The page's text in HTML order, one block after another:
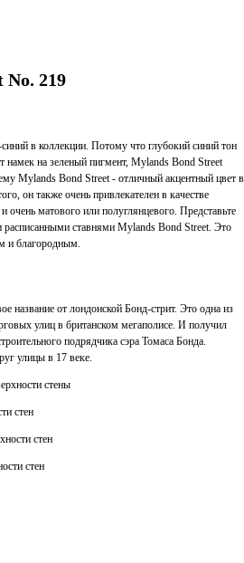
No. 219
в коллекции. Потому что глубокий синий тон
намек на зеленый пигмент, Mylands Bond Street
Mylands Bond Street - отличный акцентный цвет в
он также очень привлекателен в качестве
очень матового или полуглянцевого. Представьте
ставнями Mylands Bond Street. Это
и благородным.
название от лондонской Бонд-стрит. Это одна из
улиц в британском мегаполисе. И получил
подрядчика сэра Томаса Бонда.
улицы в 17 веке.
стены
стен
стен
стен